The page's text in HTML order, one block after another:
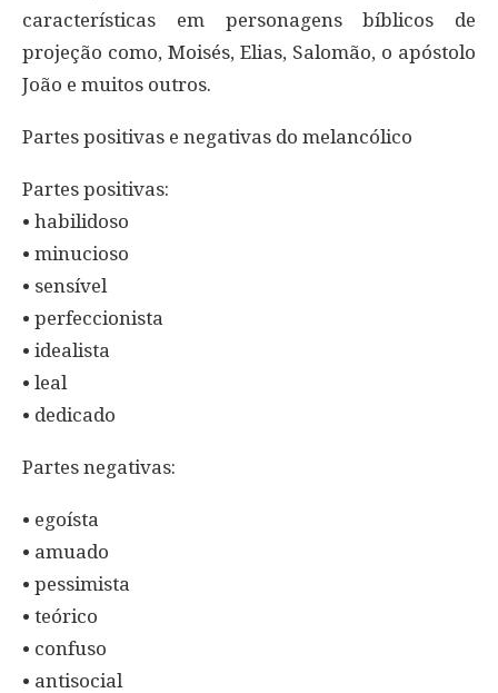
características em personagens bíblicos de
projeção como, Moisés, Elias, Salomão, o apóstolo
João e muitos outros.
Partes positivas e negativas do melancólico
Partes positivas:
• habilidoso
• minucioso
• sensível
• perfeccionista
• idealista
• leal
• dedicado
Partes negativas:
• egoísta
• amuado
• pessimista
• teórico
• confuso
• antisocial